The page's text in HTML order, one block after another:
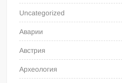
Uncategorized
Аварии
Австрия
Археология